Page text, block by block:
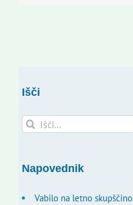
Išči
Search
for:
Napovednik
Vabilo na letno skupščino